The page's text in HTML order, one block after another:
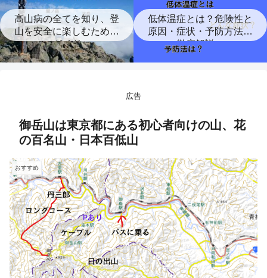
高山病の全てを知り、登
山を安全に楽しむための
ガイド
低体温症とは？危険性と
原因・症状・予防方法を
徹底解説。
広告
御岳山は東京都にある初心者向けの山、花
の百名山・日本百低山
おすすめ